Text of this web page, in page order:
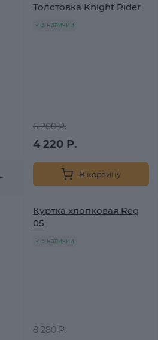
Толстовка Knight Rider
в наличии
6 200 Р.
4 220 Р.
В корзину
Куртка хлопковая Reg
05
в наличии
8 280 Р.